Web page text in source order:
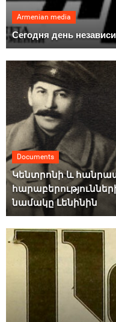
Armenian media
Сегодня день
Documents
Կենտրոնի և
նամակը Լենինին